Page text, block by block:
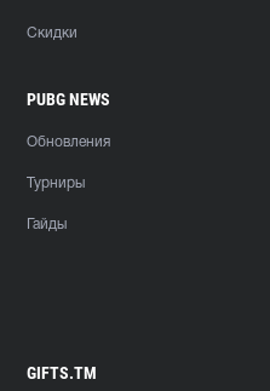
Скидки
PUBG NEWS
Обновления
Турниры
Гайды
GIFTS.TM